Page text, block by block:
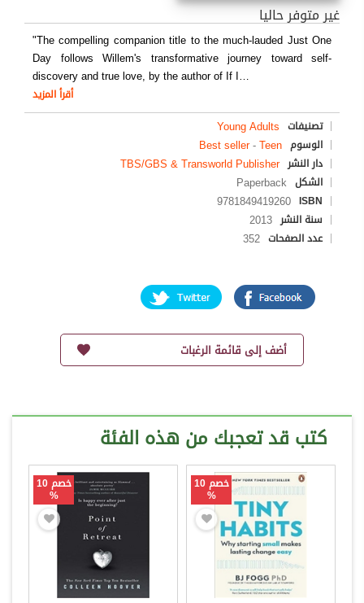
غير متوفر حاليا
"The compelling companion title to the much-lauded Just One
Day follows Willem's transformative journey toward self-
discovery and true love, by the author of If I…
أقرأ المزيد
تصنيفات Young Adults
الوسوم Best seller-Teen
دار النشر TBS/GBS & Transworld Publisher
الشكل Paperback
ISBN
9781849419260
سنة النشر 2013
عدد الصفحات 352
أضف إلى قائمة الرغبات
كتب قد تعجبك من هذه الفئة
خصم 10
%
خصم 10
%